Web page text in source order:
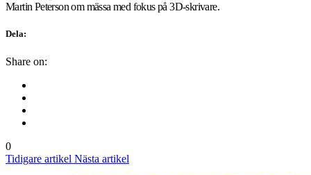
Martin Peterson om mässa med fokus på 3D-skrivare.
Dela:
Share on:
0
Tidigare artikel Nästa artikel